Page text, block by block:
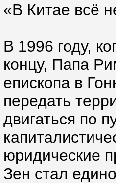
«В Китае всё
В 1996 году,
концу, Папа
епископа в
передать
двигаться по
юридические
Зен стал